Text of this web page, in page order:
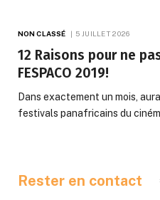
NON CLASSÉ 5 JUILLET 2026
12 Raisons pour ne
FESPACO 2019!
Dans exactement un mois,
festivals panafricains du
Rester en contact